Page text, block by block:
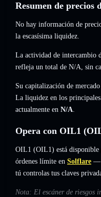
Resumen de
No hay información de
la escasísima liquidez.
La actividad de intercambio
refleja un total de N/A, sin
Su capitalización de
La liquidez en los
actualmente en N/A.
Opera con OIL1
OIL1 (OIL1) está disponible
órdenes límite en Solflare —
tú controlas tus claves
Nota: El escáner de riesgos